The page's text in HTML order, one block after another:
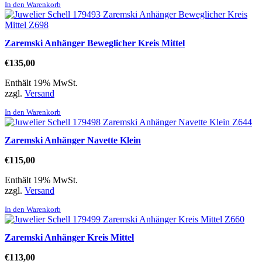
In den Warenkorb
Zaremski Anhänger Beweglicher Kreis Mittel
€135,00
Enthält 19% MwSt.
zzgl. Versand
In den Warenkorb
Zaremski Anhänger Navette Klein
€115,00
Enthält 19% MwSt.
zzgl. Versand
In den Warenkorb
Zaremski Anhänger Kreis Mittel
€113,00